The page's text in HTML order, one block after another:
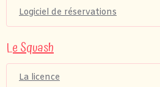
Logiciel de réservations
Le Squash
La licence